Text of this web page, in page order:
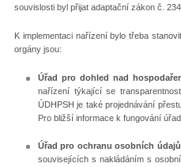
souvislosti byl přijat adaptační zákon č.
K implementaci nařízení bylo třeba
orgány jsou:
Úřad pro dohled nad
nařízení týkající se
ÚDHPSH je také projednávání
Pro bližší informace k fungování
Úřad pro ochranu osobních údajů
souvisejících s nakládáním s